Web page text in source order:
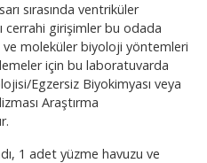
sırasında ventriküler
cerrahi girişimler bu odada
moleküler biyoloji yöntemleri
için bu laboratuvarda
Egzersiz Biyokimyası veya
Araştırma
1 adet yüzme havuzu ve